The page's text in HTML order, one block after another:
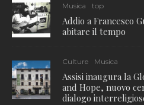
Musica top
Addio a Francesco
abitare il tempo
Culture Musica
Assisi inaugura la
and Hope, nuovo
dialogo